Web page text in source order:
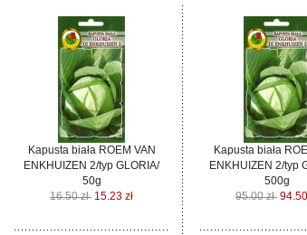
Kapusta biała ROEM VAN
ENKHUIZEN 2/typ GLORIA/
50g
16.50 zł 15.23 zł
Kapusta biała
ENKHUIZEN 2/typ
500g
95.00 zł 94.50